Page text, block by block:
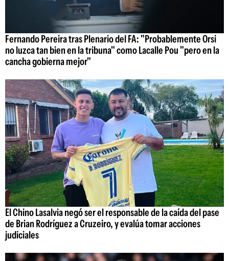
Fernando Pereira tras Plenario del FA: "Probablemente Orsi
no luzca tan bien en la tribuna" como Lacalle Pou "pero en la
cancha gobierna mejor"
El Chino Lasalvia negó ser el responsable de la caída del pase
de Brian Rodríguez a Cruzeiro, y evalúa tomar acciones
judiciales